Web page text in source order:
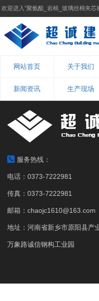
欢迎进入“聚氨酯_岩棉_玻璃丝棉夹
建材科技
网站首页 关于我们
新闻资讯 生产现场
服务热线：
电话：0373-7222981
传真：0373-7222981
邮箱：chaojc1610@163.com
地址：河南省新乡市原阳县产
万象路诚信钢构工业园